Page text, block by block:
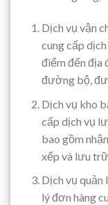
Dịch vụ vận
cung cấp
điểm đến địa
đường bộ,
Dịch vụ kho
cấp dịch vụ
bao gồm
xếp và lưu trữ.
Dịch vụ quản
lý đơn hàng